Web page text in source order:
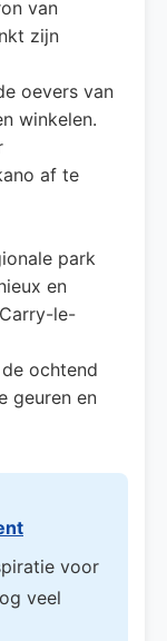
van
zijn
oevers van
winkelen.
af te
park
en
le-
ochtend
geuren en
voor
veel